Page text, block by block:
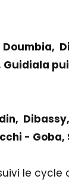
Guidiala
-
le